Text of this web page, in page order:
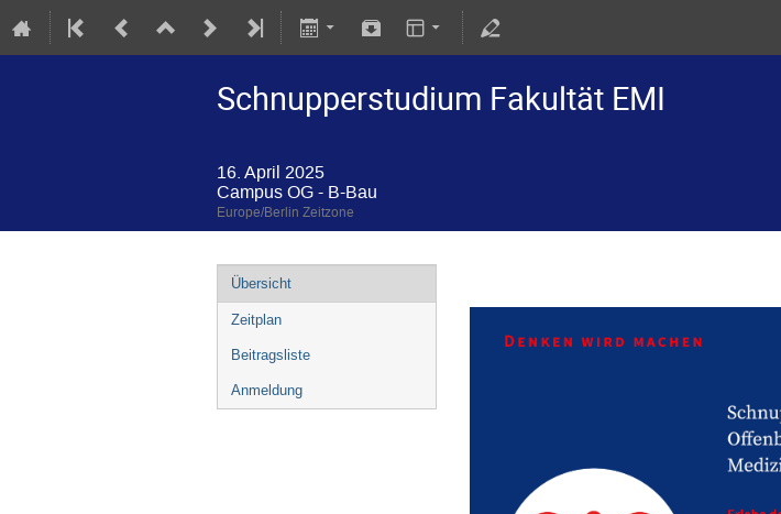
Schnupperstudium Fakultät EMI
16. April 2025
Campus OG - B-Bau
Europe/Berlin Zeitzone
Übersicht
Zeitplan
Beitragsliste
Anmeldung